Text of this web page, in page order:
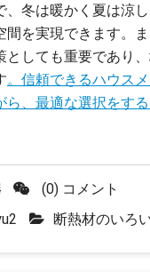
、冬は暖かく夏は涼
間を実現できます。
としても重要であり
。信頼できるハウス
ら、最適な選択をす
(0) コメント
断熱材のいろ